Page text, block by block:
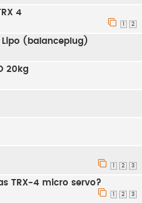
4
2
(balanceplug)
20kg
1 2 3
TRX-4 micro servo?
2 3